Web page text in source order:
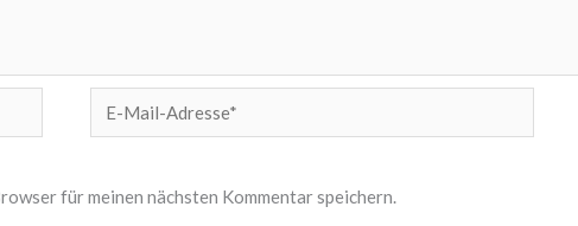
E-
Mail-
für meinen nächsten Kommentar speichern.